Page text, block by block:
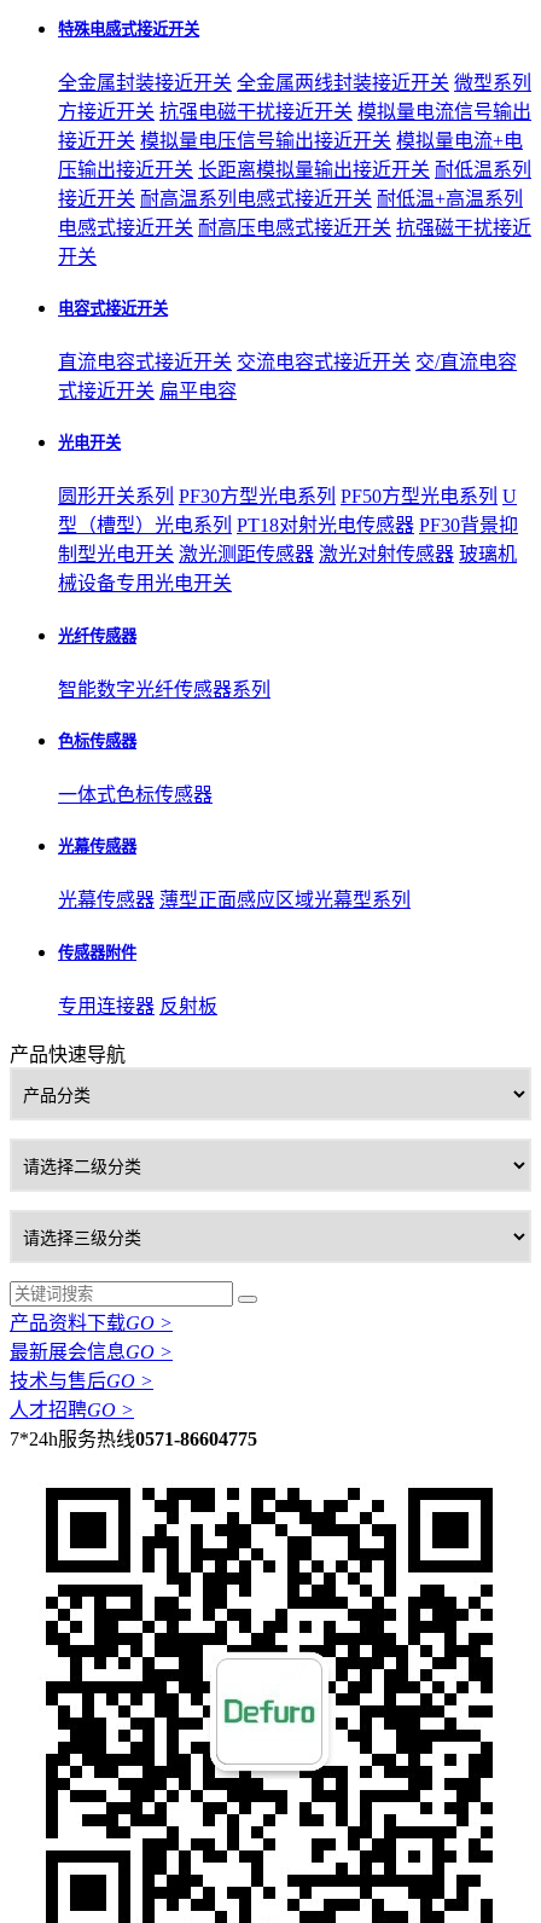
特殊电感式接近开关
全金属封装接近开关 全金属两线封装接近开关 微型系列
方接近开关 抗强电磁干扰接近开关 模拟量电流信号输出
接近开关 模拟量电压信号输出接近开关 模拟量电流+电
压输出接近开关 长距离模拟量输出接近开关 耐低温系列
接近开关 耐高温系列电感式接近开关 耐低温+高温系列
电感式接近开关 耐高压电感式接近开关 抗强磁干扰接近
开关
电容式接近开关
直流电容式接近开关 交流电容式接近开关 交/直流电容
式接近开关 扁平电容
光电开关
圆形开关系列 PF30方型光电系列 PF50方型光电系列 U
型（槽型）光电系列 PT18对射光电传感器 PF30背景抑
制型光电开关 激光测距传感器 激光对射传感器 玻璃机
械设备专用光电开关
光纤传感器
智能数字光纤传感器系列
色标传感器
一体式色标传感器
光幕传感器
光幕传感器 薄型正⾯感应区域光幕型系列
传感器附件
专用连接器 反射板
产品快速导航
产品资料下载GO >
最新展会信息GO >
技术与售后GO >
人才招聘GO >
7*24h服务热线0571-86604775